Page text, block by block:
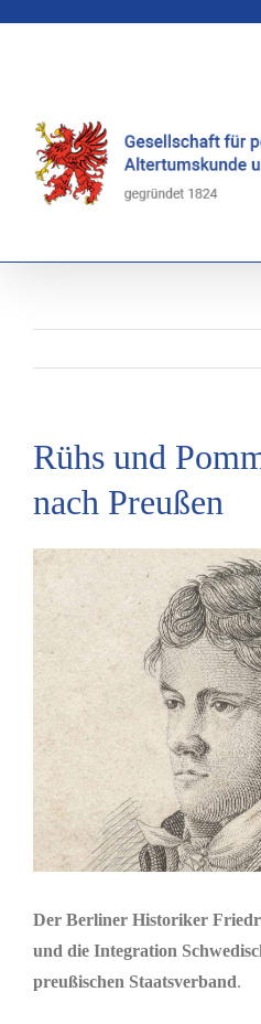
Rühs und
nach Preußen
Zeige
grösseres
Der Berliner Historiker
und die Integration
preußischen Staatsverband.